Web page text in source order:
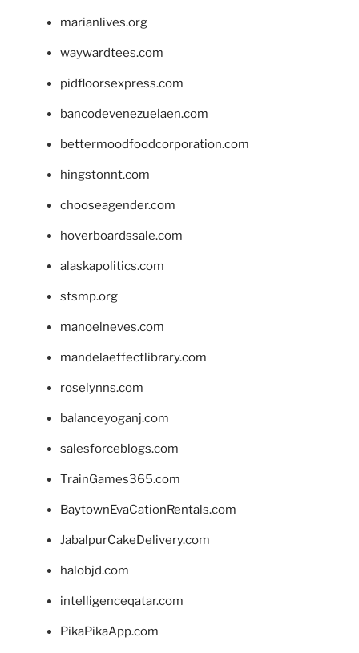
marianlives.org
waywardtees.com
pidfloorsexpress.com
bancodevenezuelaen.com
bettermoodfoodcorporation.com
hingstonnt.com
chooseagender.com
hoverboardssale.com
alaskapolitics.com
stsmp.org
manoelneves.com
mandelaeffectlibrary.com
roselynns.com
balanceyoganj.com
salesforceblogs.com
TrainGames365.com
BaytownEvaCationRentals.com
JabalpurCakeDelivery.com
halobjd.com
intelligenceqatar.com
PikaPikaApp.com